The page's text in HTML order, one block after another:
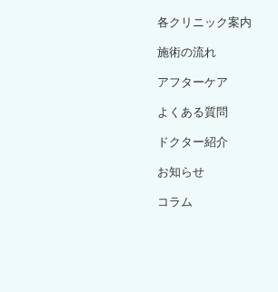
各クリニック案内
施術の流れ
アフターケア
よくある質問
ドクター紹介
お知らせ
コラム